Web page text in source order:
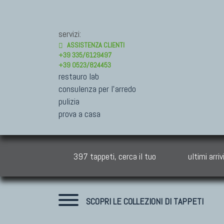
servizi:
ASSISTENZA CLIENTI
+39 335/6129497
+39 0523/824453
restauro lab
consulenza per l'arredo
pulizia
prova a casa
397 tappeti, cerca il tuo ultimi arrivi
SCOPRI LE COLLEZIONI DI TAPPETI